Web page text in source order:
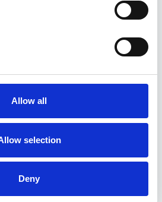
Allow all
selection
Deny
potrebbe impedire il corretto
cookies si trovano alle seguenti
–Microsoft Internet
Edge
–Apple
per poter fornire ulteriori servizi e
e per migliorare l’uso del sito
per i social, oppure video. Questo